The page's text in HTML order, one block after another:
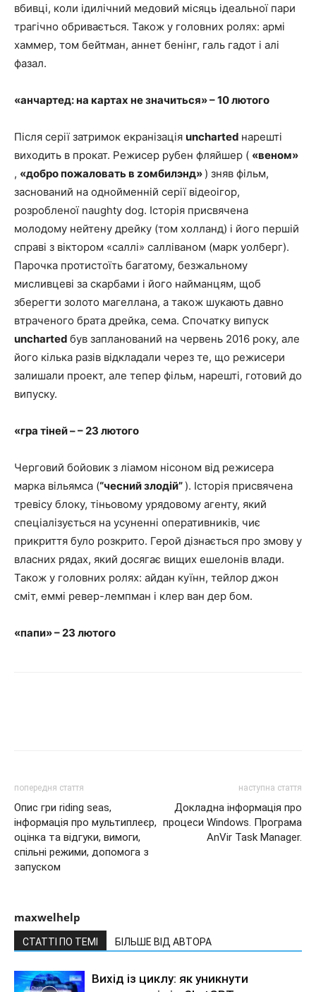
вбивці, коли ідилічний медовий місяць ідеальної пари
трагічно обривається. Також у головних ролях: армі
хаммер, том бейтман, аннет бенінг, галь гадот і алі
фазал.
«анчартед: на картах не значиться» – 10 лютого
Після серії затримок екранізація uncharted нарешті
виходить в прокат. Режисер рубен фляйшер ( «веном»
, «добро пожаловать в zомбилэнд» ) зняв фільм,
заснований на однойменній серії відеоігор,
розробленої naughty dog. Історія присвячена
молодому нейтену дрейку (том холланд) і його першій
справі з віктором «саллі» салліваном (марк уолберг).
Парочка протистоїть багатому, безжальному
мисливцеві за скарбами і його найманцям, щоб
зберегти золото магеллана, а також шукають давно
втраченого брата дрейка, сема. Спочатку випуск
uncharted був запланований на червень 2016 року, але
його кілька разів відкладали через те, що режисери
залишали проект, але тепер фільм, нарешті, готовий до
випуску.
«гра тіней – – 23 лютого
Черговий бойовик з ліамом нісоном від режисера
марка вільямса (“чесний злодій” ). Історія присвячена
тревісу блоку, тіньовому урядовому агенту, який
спеціалізується на усуненні оперативників, чиє
прикриття було розкрито. Герой дізнається про змову у
власних рядах, який досягає вищих ешелонів влади.
Також у головних ролях: айдан куїнн, тейлор джон
сміт, еммі ревер-лемпман і клер ван дер бом.
«папи» – 23 лютого
попередня стаття
Опис гри riding seas,
інформація про мультиплеєр,
оцінка та відгуки, вимоги,
спільні режими, допомога з
запуском
наступна стаття
Докладна інформація про
процеси Windows. Програма
AnVir Task Manager.
maxwelhelp
СТАТТІ ПО ТЕМІ БІЛЬШЕ ВІД АВТОРА
Вихід із циклу: як уникнути